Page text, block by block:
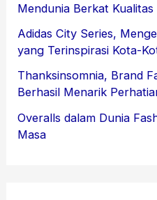
Mendunia Berkat Kualitas
Adidas City Series,
yang Terinspirasi Kota-
Thanksinsomnia, Brand
Berhasil Menarik
Overalls dalam Dunia
Masa